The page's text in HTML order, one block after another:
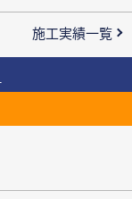
施工実績一覧